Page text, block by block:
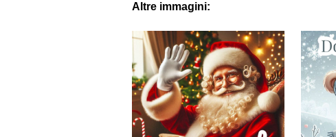
Altre immagini: